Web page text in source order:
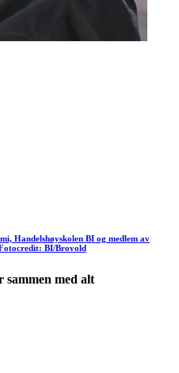
Handelshøyskolen BI og medlem av
BI/Brovold
sammen med alt